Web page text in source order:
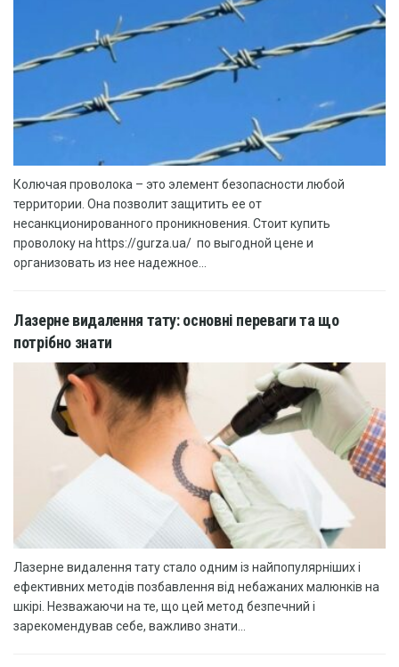
Колючая проволока – это элемент безопасности любой
территории. Она позволит защитить ее от
несанкционированного проникновения. Стоит купить
проволоку на https://gurza.ua/ по выгодной цене и
организовать из нее надежное...
Лазерне видалення тату: основні переваги та що
потрібно знати
Лазерне видалення тату стало одним із найпопулярніших і
ефективних методів позбавлення від небажаних малюнків на
шкірі. Незважаючи на те, що цей метод безпечний і
зарекомендував себе, важливо знати...